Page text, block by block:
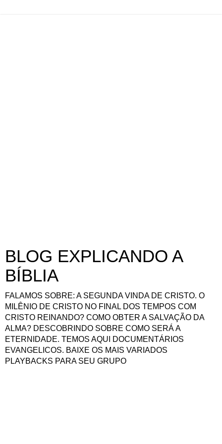
BLOG EXPLICANDO A
BÍBLIA
FALAMOS SOBRE: A SEGUNDA VINDA DE CRISTO. O
MILÊNIO DE CRISTO NO FINAL DOS TEMPOS COM
CRISTO REINANDO? COMO OBTER A SALVAÇÃO DA
ALMA? DESCOBRINDO SOBRE COMO SERÁ A
ETERNIDADE. TEMOS AQUI DOCUMENTÁRIOS
EVANGELICOS. BAIXE OS MAIS VARIADOS
PLAYBACKS PARA SEU GRUPO